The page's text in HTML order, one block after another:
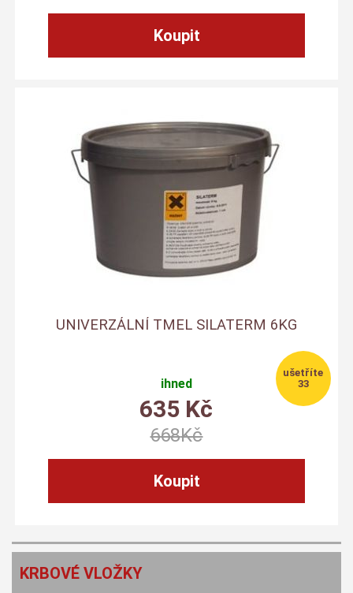
UNIVERZÁLNÍ TMEL SILATERM 6KG
ihned
635 Kč
33
668Kč
KRBOVÉ VLOŽKY